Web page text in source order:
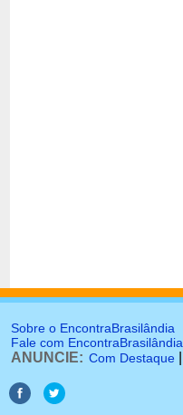
Sobre o EncontraBrasilândia
Fale com EncontraBrasilândia
ANUNCIE: Com Destaque